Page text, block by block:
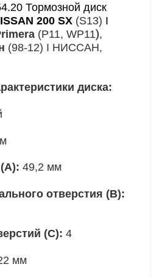
Тормозной диск
200 SX (S13) I
(P11, WP11),
(98-12) I НИССАН,
диска:
49,2 мм
отверстия (B):
(C): 4
мм